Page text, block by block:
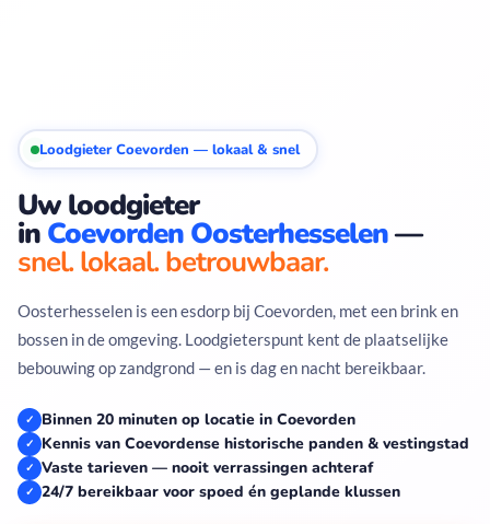
Loodgieter Coevorden — lokaal & snel
Uw loodgieter
in Coevorden Oosterhesselen—
snel. lokaal. betrouwbaar.
Oosterhesselen is een esdorp bij Coevorden, met een brink en
bossen in de omgeving. Loodgieterspunt kent de plaatselijke
bebouwing op zandgrond — en is dag en nacht bereikbaar.
✓ Binnen 20 minuten op locatie in Coevorden
✓ Kennis van Coevordense historische panden & vestingstad
✓ Vaste tarieven — nooit verrassingen achteraf
✓ 24/7 bereikbaar voor spoed én geplande klussen